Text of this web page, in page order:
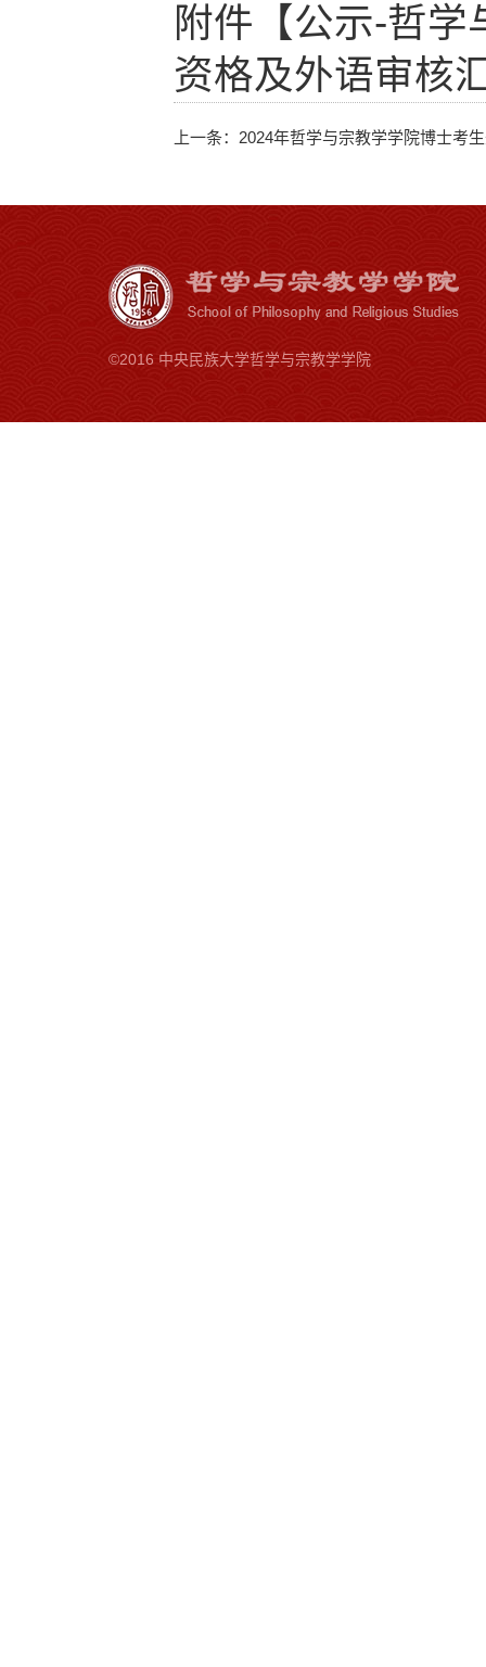
附件【公示-哲学
资格及外语审核
上一条： 2024年哲学与宗教学学院博士考
©2016 中央民族大学哲学与宗教学学院